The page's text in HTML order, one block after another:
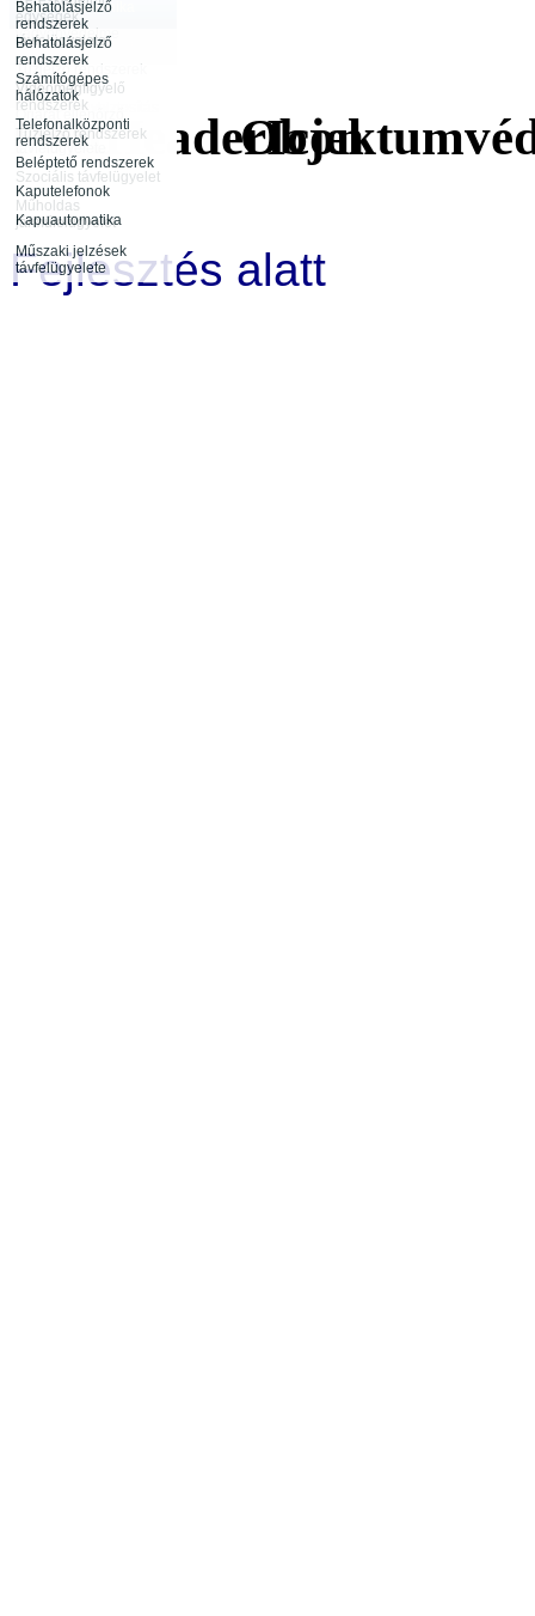
egységek
vagyonvédelme
Rendészeti
tevékenység
Rendezvénybiztosítás
Behatolásjelző
rendszerek
távfelügyelete
Tűzjelző rendszerek
távfelügyelete
Őrjárat ellenőrző
rendszerek
távfelügyelete
Szociális távfelügyelet
Műholdas
járműfelügyelet
Műszaki jelzések
távfelügyelete
Biztonságtechnika
Behatolásjelző
rendszerek
Videómegfigyelő
rendszerek
Tűzjelző rendszerek
Beléptető rendszerek
Kaputelefonok
Kapuautomatika
Infokommunikáció
Számítógépes
hálózatok
Telefonalközponti
rendszerek
Fejlesztés alatt